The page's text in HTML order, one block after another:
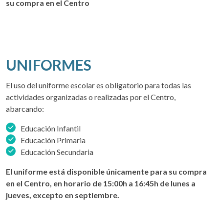
su compra en el Centro
UNIFORMES
El uso del uniforme escolar es obligatorio para todas las
actividades organizadas o realizadas por el Centro,
abarcando:
Educación Infantil
Educación Primaria
Educación Secundaria
El uniforme está disponible únicamente para su compra
en el Centro, en horario de 15:00h a 16:45h de lunes a
jueves, excepto en septiembre.